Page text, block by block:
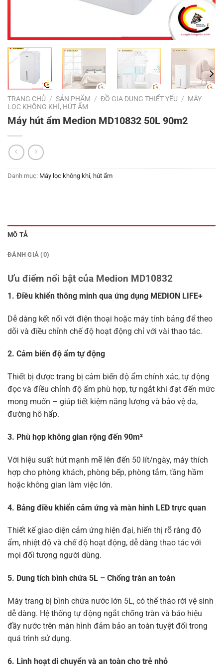
TRANG CHỦ / SẢN PHẨM / ĐỒ GIA DỤNG THIẾT YẾU / MÁY
LỌC KHÔNG KHÍ, HÚT ẨM
Máy hút ẩm Medion MD10832 50L 90m2
Danh mục: Máy lọc không khí, hút ẩm
MÔ TẢ
ĐÁNH GIÁ (0)
Ưu điểm nổi bật của Medion MD10832
1. Điều khiển thông minh qua ứng dụng MEDION LIFE+
Dễ dàng kết nối với điện thoại hoặc máy tính bảng để theo
dõi và điều chỉnh chế độ hoạt động chỉ với vài thao tác.
2. Cảm biến độ ẩm tự động
Thiết bị được trang bị cảm biến độ ẩm chính xác, tự động
đọc và điều chỉnh độ ẩm phù hợp, tự ngắt khi đạt đến mức
mong muốn – giúp tiết kiệm năng lượng và bảo vệ da,
đường hô hấp.
3. Phù hợp không gian rộng đến 90m²
Với hiệu suất hút mạnh mẽ lên đến 50 lít/ngày, máy thích
hợp cho phòng khách, phòng bếp, phòng tắm, tầng hầm
hoặc không gian làm việc lớn.
4. Bảng điều khiển cảm ứng và màn hình LED trực quan
Thiết kế giao diện cảm ứng hiện đại, hiển thị rõ ràng độ
ẩm, nhiệt độ và chế độ hoạt động, dễ dàng thao tác với
mọi đối tượng người dùng.
5. Dung tích bình chứa 5L – Chống tràn an toàn
Máy trang bị bình chứa nước lớn 5L, có thể tháo rời vệ sinh
dễ dàng. Hệ thống tự động ngắt chống tràn và báo hiệu
đầy nước trên màn hình đảm bảo an toàn tuyệt đối trong
quá trình sử dụng.
6. Linh hoạt di chuyển và an toàn cho trẻ nhỏ